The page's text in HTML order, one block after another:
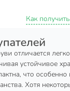
и
с
пластиковые
покрытие от
устойчивость.
Как
отличается
устойчивое
что
Хотя